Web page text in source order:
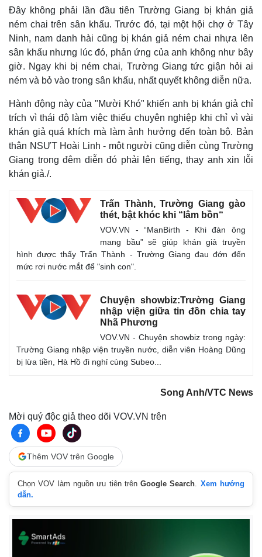
Bất động sản
Khởi nghiệp
Giá vàng
Tiêu dùng
Tỷ giá
Chứng khoán
Giá cà phê
Pháp luật
Vụ án
Tin nóng
Đây không phải lần đầu tiên Trường Giang bị khán giả
ném chai trên sân khấu. Trước đó, tại một hội chợ ở Tây
Ninh, nam danh hài cũng bị khán giả ném chai nhựa lên
sân khấu nhưng lúc đó, phản ứng của anh không như bây
giờ. Ngay khi bị ném chai, Trường Giang tức giận hỏi ai
ném và bỏ vào trong sân khấu, nhất quyết không diễn nữa.
Hành động này của "Mười Khó" khiến anh bị khán giả chỉ
trích vì thái độ làm việc thiếu chuyên nghiệp khi chỉ vì vài
khán giả quá khích mà làm ảnh hưởng đến toàn bộ. Bản
thân NSƯT Hoài Linh - một người cũng diễn cùng Trường
Giang trong đêm diễn đó phải lên tiếng, thay anh xin lỗi
khán giả./.
Trấn Thành, Trường Giang gào
thét, bật khóc khi “lâm bồn“
VOV.VN - “ManBirth - Khi đàn ông
mang bầu” sẽ giúp khán giả truyền
hình được thấy Trấn Thành - Trường Giang đau đớn đến
mức rơi nước mắt để "sinh con".
Chuyện showbiz:Trường Giang
nhập viện giữa tin đồn chia tay
Nhã Phương
VOV.VN - Chuyện showbiz trong ngày:
Trường Giang nhập viện truyền nước, diễn viên Hoàng Dũng
bị lừa tiền, Hà Hồ đi nghỉ cùng Subeo...
Song Anh/VTC News
Mời quý độc giả theo dõi VOV.VN trên
Thêm VOV trên Google
Chọn VOV làm nguồn ưu tiên trênGoogle Search
Xem hướng
dẫn.